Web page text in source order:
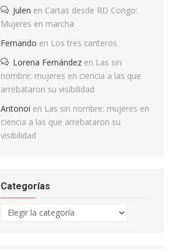
Julen en Cartas desde RD Congo:
Mujeres en marcha
Fernando en Los tres canteros
Lorena Fernández en Las sin
nombre: mujeres en ciencia a las que
arrebataron su visibilidad
Antonoi en Las sin nombre: mujeres en
ciencia a las que arrebataron su
visibilidad
Categorías
Categorías